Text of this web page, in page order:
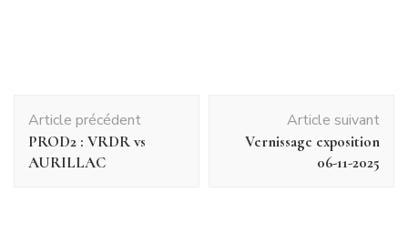
Article précédent
PROD2 : VRDR vs
AURILLAC
Article suivant
Vernissage exposition
06-11-2025